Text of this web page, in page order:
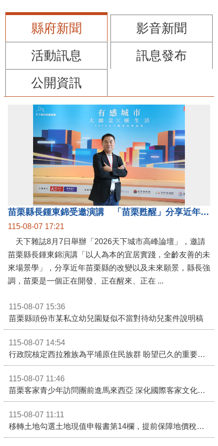
縣府新聞
影音新聞
活動訊息
訊息發布
公開資訊
苗栗縣長鍾東錦受邀演講 「苗栗甦醒」分享近年轉變
115-08-07 17:21
天下雜誌8月7日舉辦「2026天下城市高峰論壇」，邀請
苗栗縣長鍾東錦演講「以人為本的宜居實踐，全齡友善的未
來場景學」，分享近年苗栗縣的改變以及未來願景，縣長強
調，苗栗是一個正在開發、正在醒來、正在 ...
115-08-07 15:36
苗栗縣頭份市某私立幼兒園疑似不當對待幼兒案件說明稿
115-08-07 14:54
行政院核定西拉雅族為平埔原住民族群 盼望已久的重要時刻到來！8月13日起受理民族成員名冊登記
115-08-07 11:46
苗栗客家青少年訪問團前進馬來西亞 深化國際客家文化交流
115-08-07 11:11
移轉土地勾選土地現值申報書第14欄，提前保障地價稅節稅權益